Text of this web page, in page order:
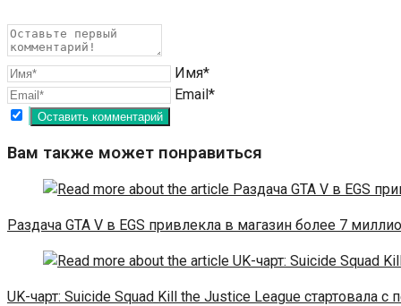
Имя*
Email*
Вам также может понравиться
Раздача GTA V в EGS привлекла в магазин более 7
UK-чарт: Suicide Squad Kill the Justice League стартовала с